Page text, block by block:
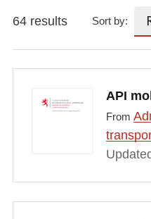
64 results Sort by:
API
From